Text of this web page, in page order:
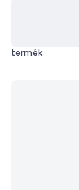
termék